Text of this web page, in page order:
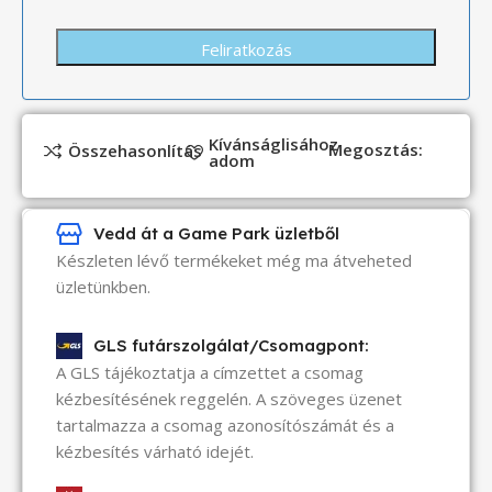
Összehasonlítás Kívánságlisához
adom Megosztás:
Vedd át a Game Park üzletből
Készleten lévő termékeket még ma átveheted
üzletünkben.
GLS futárszolgálat/Csomagpont:
A GLS tájékoztatja a címzettet a csomag
kézbesítésének reggelén. A szöveges üzenet
tartalmazza a csomag azonosítószámát és a
kézbesítés várható idejét.